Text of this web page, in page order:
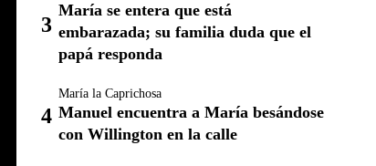
María se entera que está
embarazada; su familia duda que el
papá responda
María la Caprichosa
Manuel encuentra a María besándose
con Willington en la calle